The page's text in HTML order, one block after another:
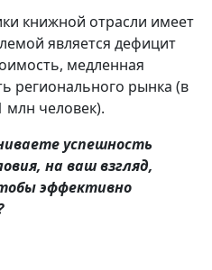
книжной отрасли имеет
является дефицит
медленная
регионального рынка (в
млн человек).
успешность
на ваш взгляд,
эффективно